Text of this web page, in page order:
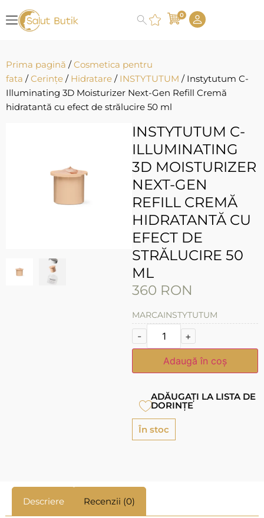
0
Prima pagină /Cosmetica pentru
fata /Cerințe / Hidratare / INSTYTUTUM / Instytutum C-
Illuminating 3D Moisturizer Next-Gen Refill Cremă
hidratantă cu efect de strălucire 50 ml
INSTYTUTUM C-
ILLUMINATING
3D MOISTURIZER
NEXT-GEN
REFILL CREMĂ
HIDRATANTĂ CU
EFECT DE
STRĂLUCIRE 50
ML
360 RON
MARCAINSTYTUTUM
- +
Adaugă în coș
ADĂUGAȚI LA LISTA DE
DORINȚE
În stoc
Descriere Recenzii (0)